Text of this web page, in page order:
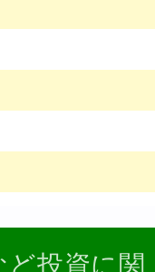
ど投資に関